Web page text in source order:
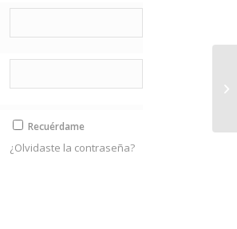
Recuérdame
¿Olvidaste la contraseña?